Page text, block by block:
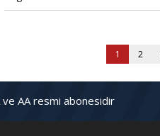
Avrupa'daki gol atma serisini
1 2
AA resmi abonesidir